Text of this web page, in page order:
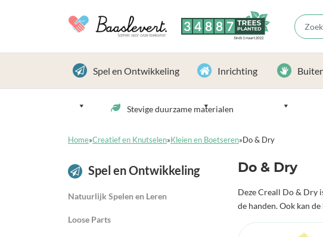
3 4 8 8 7 TREES
PLANTED
Sinds 1 maart 2022
Spel en Ontwikkeling Inrichting
Stevige duurzame materialen
Home»Creatief en Knutselen» Kleien en Boetseren» Do & Dry
Spel en Ontwikkeling
Natuurlijk Spelen en Leren
Loose Parts
Do & Dry
Deze Creall Do & Dry
de handen. Ook kan